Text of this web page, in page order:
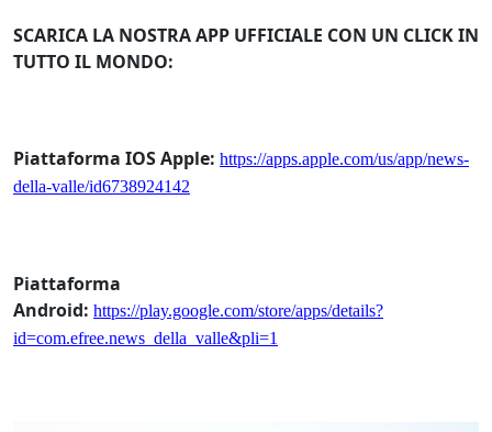
SCARICA LA NOSTRA APP UFFICIALE CON UN CLICK IN
TUTTO IL MONDO:
Piattaforma IOS Apple: https://apps.apple.com/us/app/news-
della-valle/id6738924142
Piattaforma
Android: https://play.google.com/store/apps/details?
id=com.efree.news_della_valle&pli=1